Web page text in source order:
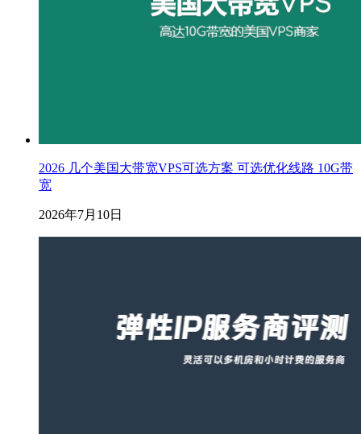
2026 几个美国大带宽VPS可选方案 可选优化线路 10G带
宽
2026年7月10日